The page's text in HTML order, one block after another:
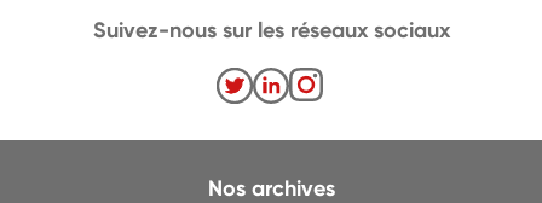
Nos archives
Suivez-nous sur les réseaux sociaux